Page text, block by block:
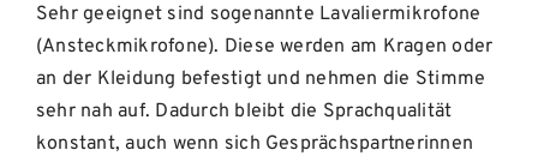
Sehr geeignet sind sogenannte Lavaliermikrofone
(Ansteckmikrofone). Diese werden am Kragen oder
an der Kleidung befestigt und nehmen die Stimme
sehr nah auf. Dadurch bleibt die Sprachqualität
konstant, auch wenn sich Gesprächspartnerinnen